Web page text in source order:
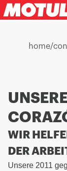
home/
WIR
DER
Unsere 2011